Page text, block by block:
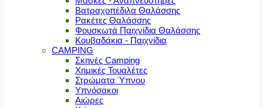
Βατραχοπέδιλα Θαλάσσης
Ρακέτες Θαλάσσης
Φουσκωτά Παιχνίδια Θαλάσσης
Κουβαδάκια - Παιχνίδια
CAMPING
Σκηνές Camping
Χημικές Τουαλέτες
Στρώματα Ύπνου
Υπνόσακοι
Αιώρες